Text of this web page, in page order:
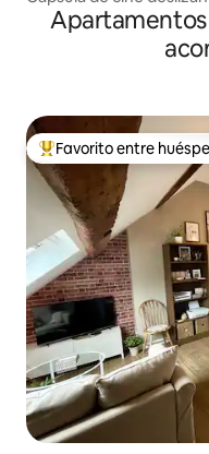
Apartamentos
Favorito entre
Favorito entre